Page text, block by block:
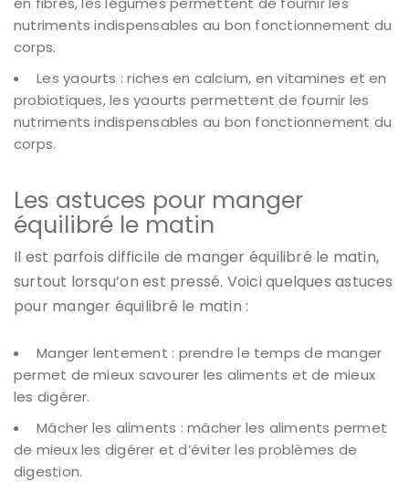
nutriments indispensables au bon fonctionnement du
corps.
Les yaourts : riches en calcium, en vitamines et en
probiotiques, les yaourts permettent de fournir les
nutriments indispensables au bon fonctionnement du
corps.
Les astuces pour manger
équilibré le matin
Il est parfois difficile de manger équilibré le matin,
surtout lorsqu’on est pressé. Voici quelques astuces
pour manger équilibré le matin :
Manger lentement : prendre le temps de manger
permet de mieux savourer les aliments et de mieux
les digérer.
Mâcher les aliments : mâcher les aliments permet
de mieux les digérer et d’éviter les problèmes de
digestion.